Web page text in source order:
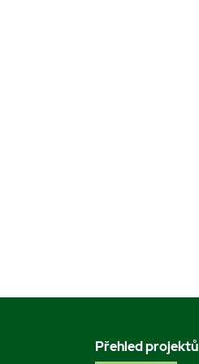
Přehled projektů